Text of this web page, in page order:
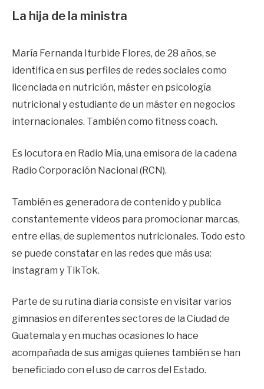
La hija de la ministra
María Fernanda Iturbide Flores, de 28 años, se
identifica en sus perfiles de redes sociales como
licenciada en nutrición, máster en psicología
nutricional y estudiante de un máster en negocios
internacionales. También como fitness coach.
Es locutora en Radio Mía, una emisora de la cadena
Radio Corporación Nacional (RCN).
También es generadora de contenido y publica
constantemente videos para promocionar marcas,
entre ellas, de suplementos nutricionales. Todo esto
se puede constatar en las redes que más usa:
instagram y TikTok.
Parte de su rutina diaria consiste en visitar varios
gimnasios en diferentes sectores de la Ciudad de
Guatemala y en muchas ocasiones lo hace
acompañada de sus amigas quienes también se han
beneficiado con el uso de carros del Estado.